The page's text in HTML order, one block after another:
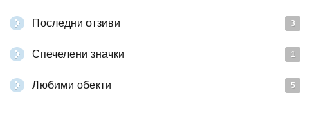
Последни отзиви 3
Спечелени значки 1
Любими обекти 5